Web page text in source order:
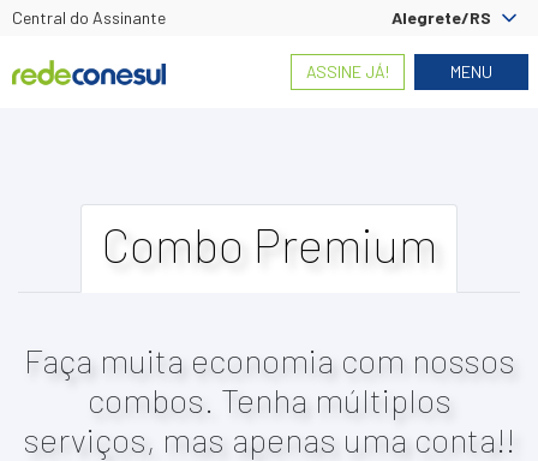
Central do Assinante Alegrete/RS
ASSINE JÁ! MENU
Combo Premium
Faça muita economia com nossos
combos. Tenha múltiplos
serviços, mas apenas uma conta!!